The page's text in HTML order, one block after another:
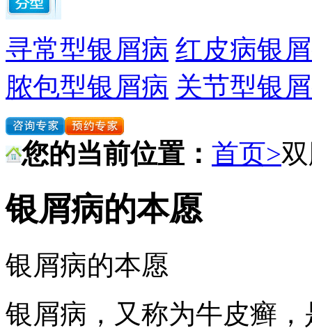
寻常型银屑病 红皮病银
脓包型银屑病 关节型银
您的当前位置： 首页>
银屑病的本愿
银屑病的本愿
银屑病，又称为牛皮癣